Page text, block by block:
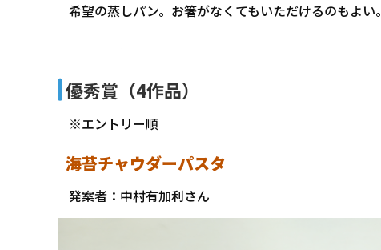
希望の蒸しパン。お箸がなくてもいただけるのもよい。
優秀賞（4作品）
※エントリー順
海苔チャウダーパスタ
発案者：中村有加利さん